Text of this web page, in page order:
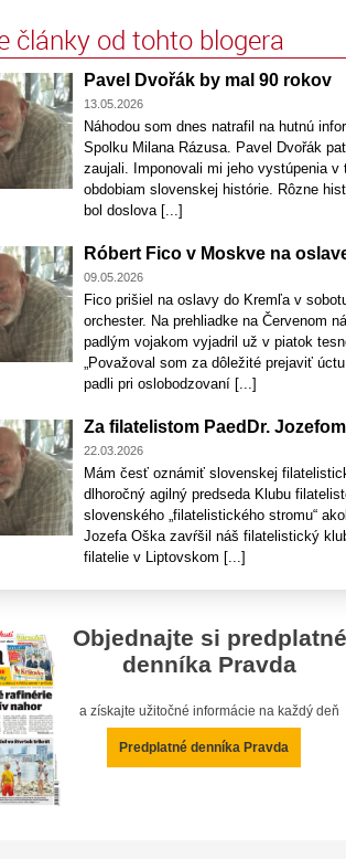
články od tohto blogera
Pavel Dvořák by mal 90 rokov
13.05.2026
Náhodou som dnes natrafil na hutnú
Spolku Milana Rázusa. Pavel Dvořák
zaujali. Imponovali mi jeho vystúpenia
obdobiam slovenskej histórie. Rôzne
bol doslova [...]
Róbert Fico v Moskve na
09.05.2026
Fico prišiel na oslavy do Kremľa v
orchester. Na prehliadke na Červenom
padlým vojakom vyjadril už v piatok
„Považoval som za dôležité prejaviť
padli pri oslobodzovaní [...]
Za filatelistom PaedDr.
22.03.2026
Mám česť oznámiť slovenskej
dlhoročný agilný predseda Klubu
slovenského „filatelistického stromu“
Jozefa Oška zavŕšil náš filatelistický
filatelie v Liptovskom [...]
Objednajte si predplatné
denníka Pravda
a získajte užitočné informácie na každý deň
Predplatné denníka Pravda